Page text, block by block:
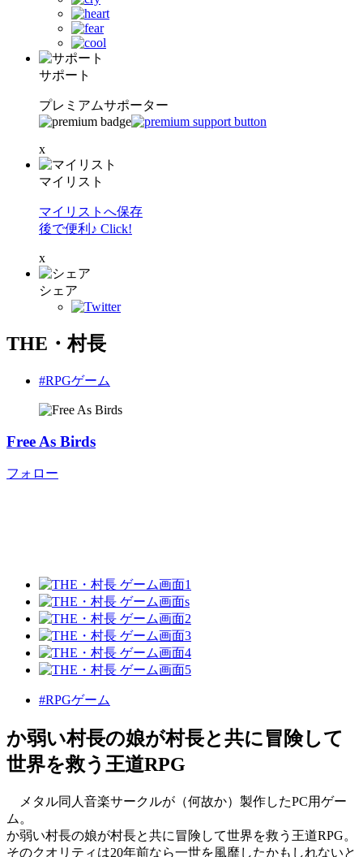
サポート
プレミアムサポーター
x
マイリスト
マイリストへ保存
後で便利♪ Click!
x
シェア
THE・村長
#RPGゲーム
Free As Birds
フォロー
#RPGゲーム
か弱い村長の娘が村長と共に冒険して
世界を救う王道RPG
メタル同人音楽サークルが（何故か）製作したPC用ゲー
ム。
か弱い村長の娘が村長と共に冒険して世界を救う王道RPG。
そのクオリティは20年前なら一世を風靡したかもしれないと